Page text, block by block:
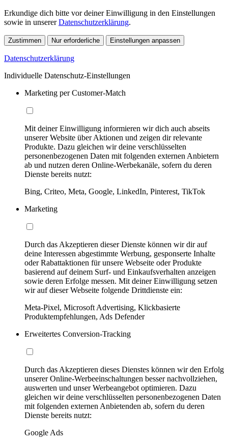
Erkundige dich bitte vor deiner Einwilligung in den Einstellungen
sowie in unsererDatenschutzerklärung.
Zustimmen Nur erforderliche Einstellungen anpassen
Datenschutzerklärung
Individuelle Datenschutz-Einstellungen
Marketing per Customer-Match
Mit deiner Einwilligung informieren wir dich auch abseits
unserer Website über Aktionen und zeigen dir relevante
Produkte. Dazu gleichen wir deine verschlüsselten
personenbezogenen Daten mit folgenden externen Anbietern
ab und nutzen deren Online-Werbekanäle, sofern du deren
Dienste bereits nutzt:
Bing, Criteo, Meta, Google, LinkedIn, Pinterest, TikTok
Marketing
Durch das Akzeptieren dieser Dienste können wir dir auf
deine Interessen abgestimmte Werbung, gesponserte Inhalte
oder Rabattaktionen für unsere Webseite oder Produkte
basierend auf deinem Surf- und Einkaufsverhalten anzeigen
sowie deren Erfolge messen. Mit deiner Einwilligung setzen
wir auf dieser Webseite folgende Drittdienste ein:
Meta-Pixel, Microsoft Advertising, Klickbasierte
Produktempfehlungen, Ads Defender
Erweitertes Conversion-Tracking
Durch das Akzeptieren dieses Dienstes können wir den Erfolg
unserer Online-Werbeeinschaltungen besser nachvollziehen,
auswerten und unser Werbeangebot optimieren. Dazu
gleichen wir deine verschlüsselten personenbezogenen Daten
mit folgenden externen Anbietenden ab, sofern du deren
Dienste bereits nutzt:
Google Ads